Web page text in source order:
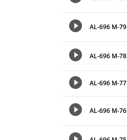
AL-696 M-79
AL-696 M-78
AL-696 M-77
AL-696 M-76